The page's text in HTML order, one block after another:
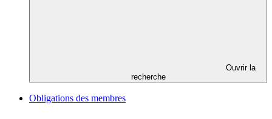
Ouvrir la
recherche
Obligations des membres